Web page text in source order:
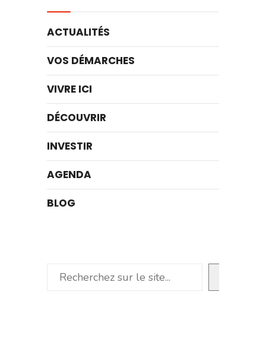
ACTUALITÉS
VOS DÉMARCHES
VIVRE ICI
DÉCOUVRIR
INVESTIR
AGENDA
BLOG
Rechercher